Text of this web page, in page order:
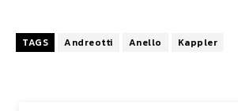
TAGS Andreotti Anello Kappler